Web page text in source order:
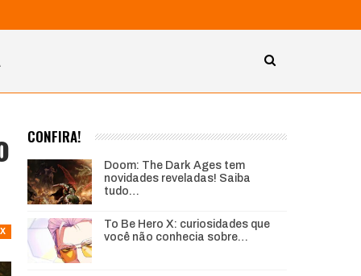
CONFIRA!
Doom: The Dark Ages tem
novidades reveladas! Saiba
tudo…
To Be Hero X: curiosidades que
você não conhecia sobre…